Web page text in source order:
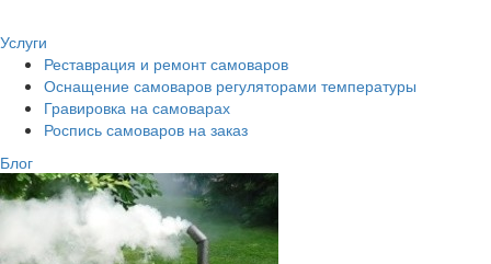
Услуги
Реставрация и ремонт самоваров
Оснащение самоваров регуляторами температуры
Гравировка на самоварах
Роспись самоваров на заказ
Блог